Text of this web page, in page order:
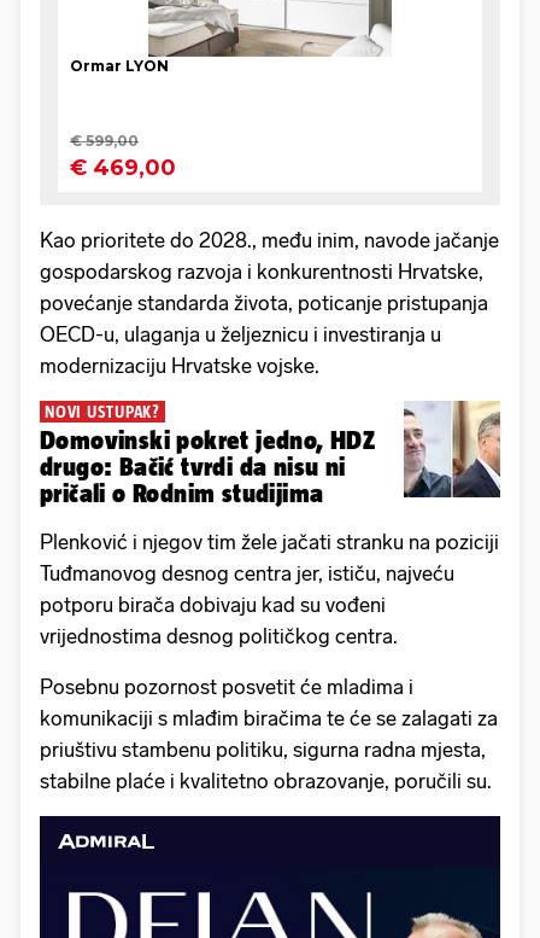
Kao prioritete do 2028., među inim, navode jačanje
gospodarskog razvoja i konkurentnosti Hrvatske,
povećanje standarda života, poticanje pristupanja
OECD-u, ulaganja u željeznicu i investiranja u
modernizaciju Hrvatske vojske.
NOVI USTUPAK?
Domovinski pokret jedno, HDZ
drugo: Bačić tvrdi da nisu ni
pričali o Rodnim studijima
Plenković i njegov tim žele jačati stranku na poziciji
Tuđmanovog desnog centra jer, ističu, najveću
potporu birača dobivaju kad su vođeni
vrijednostima desnog političkog centra.
Posebnu pozornost posvetit će mladima i
komunikaciji s mlađim biračima te će se zalagati za
priuštivu stambenu politiku, sigurna radna mjesta,
stabilne plaće i kvalitetno obrazovanje, poručili su.